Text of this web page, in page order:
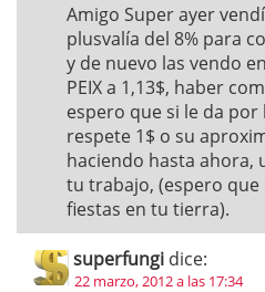
Amigo Super ayer
plusvalía del 8% para
y de nuevo las vendo
PEIX a 1,13$, haber
espero que si le da
respete 1$ o su
haciendo hasta ahora,
tu trabajo, (espero
fiestas en tu tierra).
superfungi dice:
22 marzo, 2012 a las 17:34